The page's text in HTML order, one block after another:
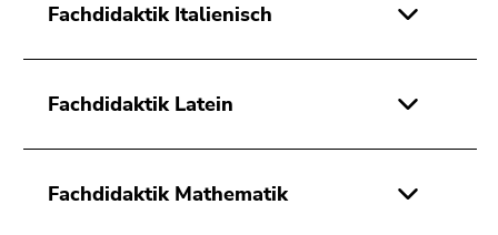
Fachdidaktik Italienisch
Fachdidaktik Latein
Fachdidaktik Mathematik